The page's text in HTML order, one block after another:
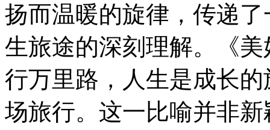
扬而温暖的旋律，传递
生旅途的深刻理解。《
行万里路，人生是成长
场旅行。这一比喻并非